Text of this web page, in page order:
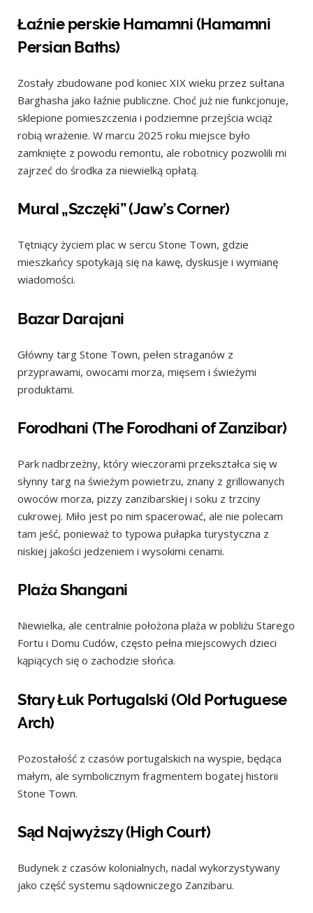
Łaźnie perskie Hamamni (Hamamni
Persian Baths)
Zostały zbudowane pod koniec XIX wieku przez sułtana
Barghasha jako łaźnie publiczne. Choć już nie funkcjonuje,
sklepione pomieszczenia i podziemne przejścia wciąż
robią wrażenie. W marcu 2025 roku miejsce było
zamknięte z powodu remontu, ale robotnicy pozwolili mi
zajrzeć do środka za niewielką opłatą.
Mural „Szczęki” (Jaw’s Corner)
Tętniący życiem plac w sercu Stone Town, gdzie
mieszkańcy spotykają się na kawę, dyskusje i wymianę
wiadomości.
Bazar Darajani
Główny targ Stone Town, pełen straganów z
przyprawami, owocami morza, mięsem i świeżymi
produktami.
Forodhani (The Forodhani of Zanzibar)
Park nadbrzeżny, który wieczorami przekształca się w
słynny targ na świeżym powietrzu, znany z grillowanych
owoców morza, pizzy zanzibarskiej i soku z trzciny
cukrowej. Miło jest po nim spacerować, ale nie polecam
tam jeść, ponieważ to typowa pułapka turystyczna z
niskiej jakości jedzeniem i wysokimi cenami.
Plaża Shangani
Niewielka, ale centralnie położona plaża w pobliżu Starego
Fortu i Domu Cudów, często pełna miejscowych dzieci
kąpiących się o zachodzie słońca.
Stary Łuk Portugalski (Old Portuguese
Arch)
Pozostałość z czasów portugalskich na wyspie, będąca
małym, ale symbolicznym fragmentem bogatej historii
Stone Town.
Sąd Najwyższy (High Court)
Budynek z czasów kolonialnych, nadal wykorzystywany
jako część systemu sądowniczego Zanzibaru.